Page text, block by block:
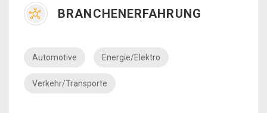
BRANCHENERFAHRUNG
Automotive Energie/Elektro
Verkehr/Transporte